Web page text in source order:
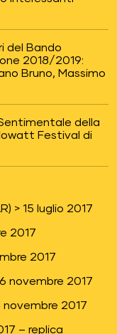
del Bando
2018/2019:
Bruno, Massimo
della
Festival di
> 15 luglio 2017
2017
2017
novembre 2017
novembre 2017
– replica